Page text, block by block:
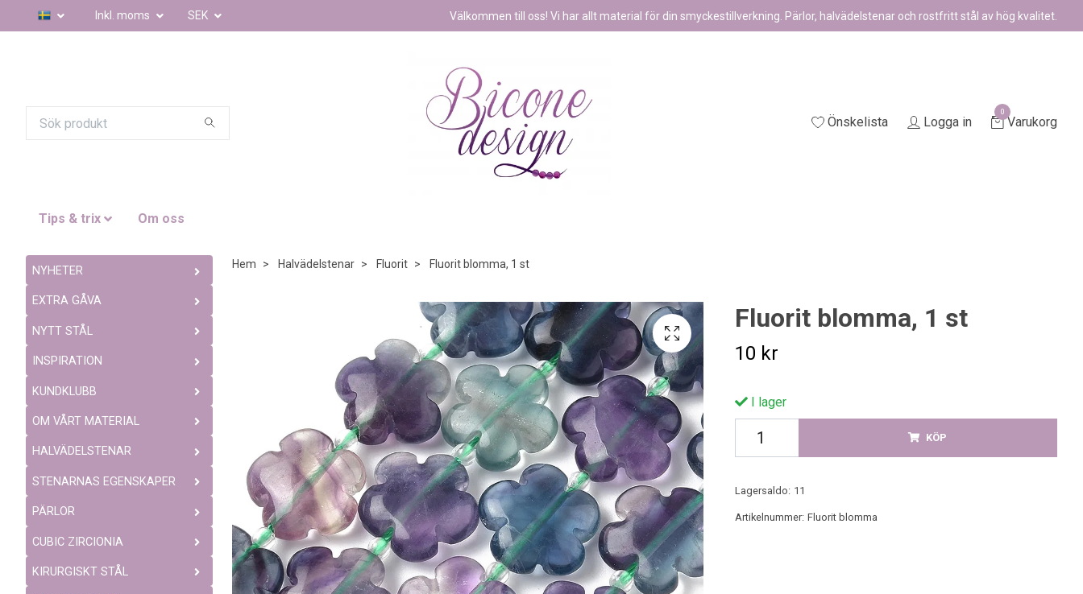
Inkl. moms SEK Välkommen till oss! Vi har allt material för din smyckestillverkning. Pärlor, halvädelstenar och rostfritt stål av hög kvalitet.
Önskelista Logga in
0
Varukorg
Tips & trix Om oss
NYHETER
EXTRA GÅVA
NYTT STÅL
INSPIRATION
KUNDKLUBB
OM VÅRT MATERIAL
HALVÄDELSTENAR
STENARNAS EGENSKAPER
PÄRLOR
CUBIC ZIRCIONIA
KIRURGISKT STÅL
Hem Halvädelstenar Fluorit Fluorit blomma, 1 st
Fluorit blomma, 1 st
10 kr
I lager
KÖP
Lagersaldo: 11
Artikelnummer: Fluorit blomma